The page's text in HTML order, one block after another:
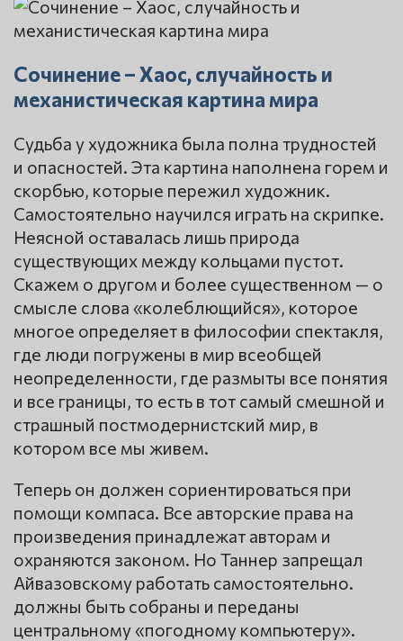
Сочинение – Хаос, случайность и
механистическая картина мира
Судьба у художника была полна трудностей
и опасностей. Эта картина наполнена горем и
скорбью, которые пережил художник.
Самостоятельно научился играть на скрипке.
Неясной оставалась лишь природа
существующих между кольцами пустот.
Скажем о другом и более существенном — о
смысле слова «колеблющийся», которое
многое определяет в философии спектакля,
где люди погружены в мир всеобщей
неопределенности, где размыты все понятия
и все границы, то есть в тот самый смешной и
страшный постмодернистский мир, в
котором все мы живем.
Теперь он должен сориентироваться при
помощи компаса. Все авторские права на
произведения принадлежат авторам и
охраняются законом. Но Таннер запрещал
Айвазовскому работать самостоятельно.
должны быть собраны и переданы
центральному «погодному компьютеру».